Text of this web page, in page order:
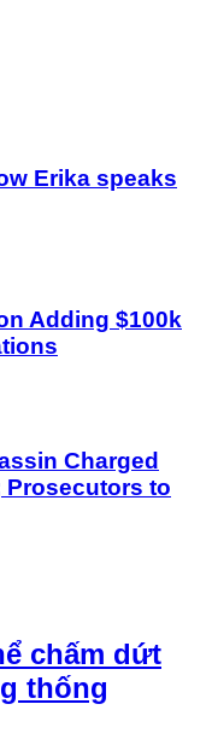
Erika speaks
Adding $100k
Charged
Prosecutors to
chấm dứt
thống